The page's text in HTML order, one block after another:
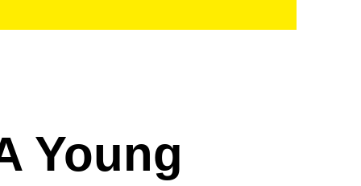
Young